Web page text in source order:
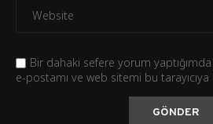
Bir dahaki sefere yorum yaptığımda
e-postamı ve web sitemi bu